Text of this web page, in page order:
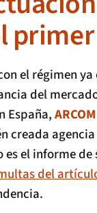
el régimen
del
España,ARCOM
creada
el informe
del